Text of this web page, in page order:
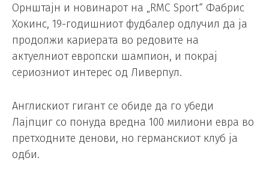
Орнштајн и новинарот на „RMC Sport“ Фабрис
Хокинс, 19-годишниот фудбалер одлучил да ја
продолжи кариерата во редовите на
актуелниот европски шампион, и покрај
сериозниот интерес од Ливерпул.
Англискиот гигант се обиде да го убеди
Лајпциг со понуда вредна 100 милиони евра во
претходните денови, но германскиот клуб ја
одби.